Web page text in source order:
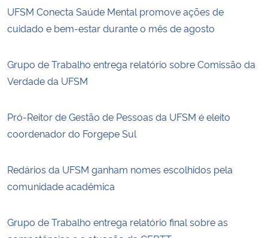
UFSM Conecta Saúde Mental promove ações de
cuidado e bem-estar durante o mês de agosto
Grupo de Trabalho entrega relatório sobre Comissão da
Verdade da UFSM
Pró-Reitor de Gestão de Pessoas da UFSM é eleito
coordenador do Forgepe Sul
Redários da UFSM ganham nomes escolhidos pela
comunidade acadêmica
Grupo de Trabalho entrega relatório final sobre as